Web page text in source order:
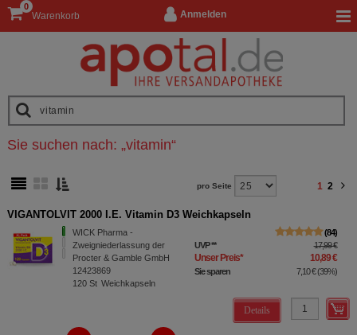
Anmelden
Warenkorb
0
Sie suchen nach: „vitamin“
pro Seite 1 2
VIGANTOLVIT 2000 I.E. Vitamin D3 Weichkapseln
WICK Pharma -
Zweigniederlassung der
Procter & Gamble GmbH
12423869
120 St Weichkapseln
84
UVP** 17,99 €
Unser Preis* 10,89 €
Sie sparen 7,10 €(39%)
Details